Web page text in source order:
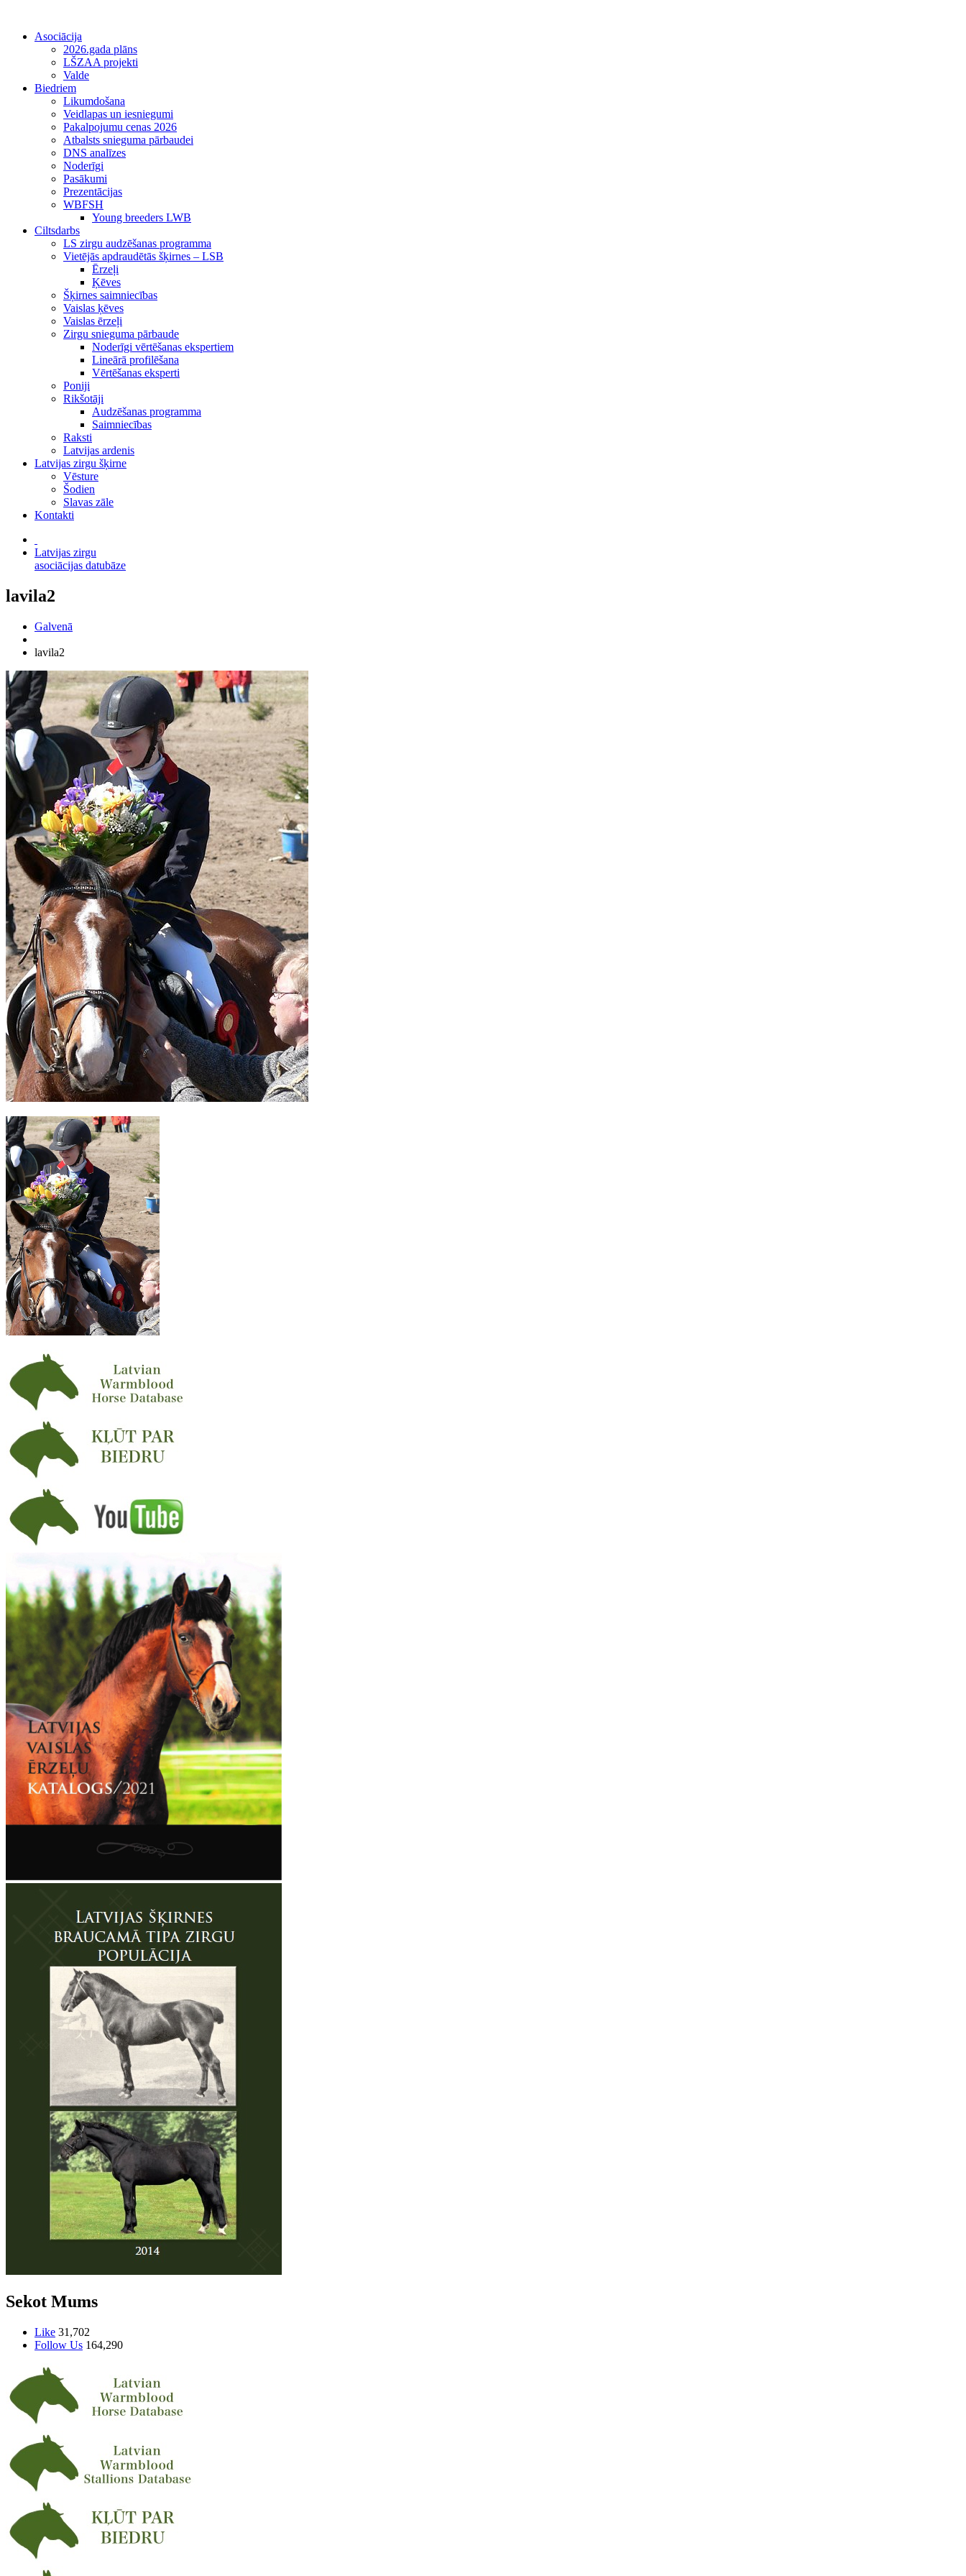
Asociācija
2026.gada plāns
LŠZAA projekti
Valde
Biedriem
Likumdošana
Veidlapas un iesniegumi
Pakalpojumu cenas 2026
Atbalsts snieguma pārbaudei
DNS analīzes
Noderīgi
Pasākumi
Prezentācijas
WBFSH
Young breeders LWB
Ciltsdarbs
LS zirgu audzēšanas programma
Vietējās apdraudētās šķirnes – LSB
Ērzeļi
Ķēves
Šķirnes saimniecības
Vaislas ķēves
Vaislas ērzeļi
Zirgu snieguma pārbaude
Noderīgi vērtēšanas ekspertiem
Lineārā profilēšana
Vērtēšanas eksperti
Poniji
Rikšotāji
Audzēšanas programma
Saimniecības
Raksti
Latvijas ardenis
Latvijas zirgu šķirne
Vēsture
Šodien
Slavas zāle
Kontakti
Latvijas zirgu
asociācijas datubāze
lavila2
Galvenā
lavila2
Sekot Mums
Like 31,702
Follow Us 164,290